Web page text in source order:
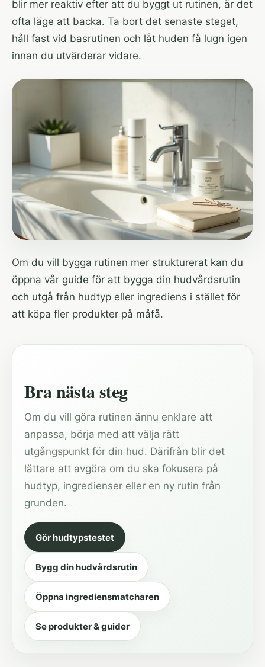
blir mer reaktiv efter att du byggt ut rutinen, är det
ofta läge att backa. Ta bort det senaste steget,
håll fast vid basrutinen och låt huden få lugn igen
innan du utvärderar vidare.
Om du vill bygga rutinen mer strukturerat kan du
öppna vår guide för att bygga din hudvårdsrutin
och utgå från hudtyp eller ingrediens i stället för
att köpa fler produkter på måfå.
Bra nästa steg
Om du vill göra rutinen ännu enklare att
anpassa, börja med att välja rätt
utgångspunkt för din hud. Därifrån blir det
lättare att avgöra om du ska fokusera på
hudtyp, ingredienser eller en ny rutin från
grunden.
Gör hudtypstestet
Bygg din hudvårdsrutin
Öppna ingrediensmatcharen
Se produkter & guider